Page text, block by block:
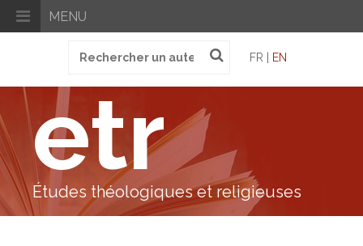
MENU
pour
FR | EN
etr
Études théologiques et religieuses